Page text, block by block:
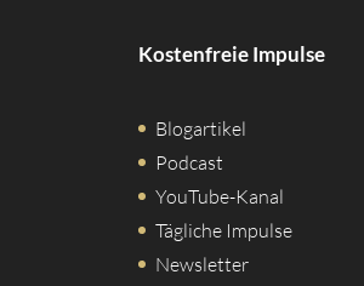
Kostenfreie Impulse
Blogartikel
Podcast
YouTube-Kanal
Tägliche Impulse
Newsletter